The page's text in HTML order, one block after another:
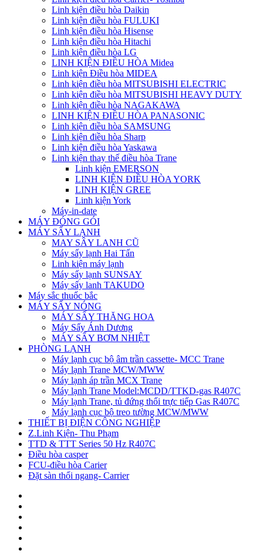
Linh kiện điều hòa Daikin
Linh kiện điều hòa FULUKI
Linh kiện điều hòa Hisense
Linh kiện điều hòa Hitachi
Linh kiện điều hòa LG
LINH KIỆN ĐIỀU HÒA Midea
Linh kiện Điều hòa MIDEA
Linh kiện điều hòa MITSUBISHI ELECTRIC
Linh kiện điều hòa MITSUBISHI HEAVY DUTY
Linh kiện điều hòa NAGAKAWA
LINH KIỆN ĐIỀU HÒA PANASONIC
Linh kiện điều hòa SAMSUNG
Linh kiện điều hòa Sharp
Linh kiện điều hòa Yaskawa
Linh kiện thay thế điều hòa Trane
Linh kiện EMERSON
LINH KIỆN ĐIỀU HÒA YORK
LINH KIỆN GREE
Linh kiện York
Máy-in-date
MÁY ĐÓNG GÓI
MÁY SẤY LẠNH
MAY SÂY LANH CŨ
Máy sấy lạnh Hai Tấn
Linh kiện máy lạnh
Máy sấy lạnh SUNSAY
Máy sấy lanh TAKUDO
Máy sắc thuốc bắc
MÁY SẤY NÓNG
MÁY SẤY THĂNG HOA
Máy Sấy Ánh Dương
MÁY SẤY BƠM NHIỆT
PHÒNG LẠNH
Máy lạnh cục bộ âm trần cassette- MCC Trane
Máy lạnh Trane MCW/MWW
Máy lạnh áp trần MCX Trane
Máy lạnh Trane Model:MCDD/TTKD-gas R407C
Máy lạnh Trane, tủ đứng thổi trực tiếp Gas R407C
Máy lạnh cục bộ treo tường MCW/MWW
THIẾT BỊ ĐIỆN CÔNG NGHIỆP
Z.Linh Kiện- Thu Phạm
TTD & TTT Series 50 Hz R407C
Điều hòa casper
FCU-điều hòa Carier
Đặt sàn thổi ngang- Carrier